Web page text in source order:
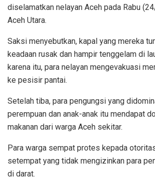
diselamatkan nelayan Aceh pada Rabu
Aceh Utara.
Saksi menyebutkan, kapal yang mereka
keadaan rusak dan hampir tenggelam di
karena itu, para nelayan mengevakuasi
ke pesisir pantai.
Setelah tiba, para pengungsi yang
perempuan dan anak-anak itu mendapat
makanan dari warga Aceh sekitar.
Para warga sempat protes kepada
setempat yang tidak mengizinkan para
di darat.